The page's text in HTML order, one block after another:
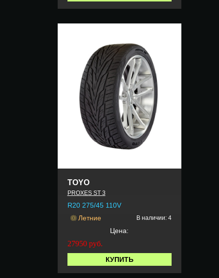
TOYO
PROXES ST 3
R20 275/45 110V
Летние
В наличии: 4
Цена:
27950 руб.
КУПИТЬ